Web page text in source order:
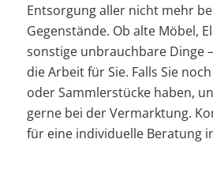
Entsorgung aller nicht mehr
Gegenstände. Ob alte Möbel,
sonstige unbrauchbare Dinge
die Arbeit für Sie. Falls Sie
oder Sammlerstücke haben,
gerne bei der Vermarktung.
für eine individuelle Beratung